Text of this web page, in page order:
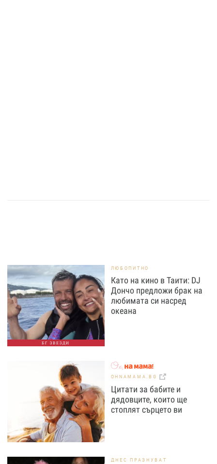
БГ ЗВЕЗДИ
ЛЮБОПИТНО
Като на кино в Таити: DJ
Дончо предложи брак на
любимата си насред
океана
OHNAMAMA.BG
Цитати за бабите и
дядовците, които ще
стоплят сърцето ви
ДНЕС ПРАЗНУВАТ